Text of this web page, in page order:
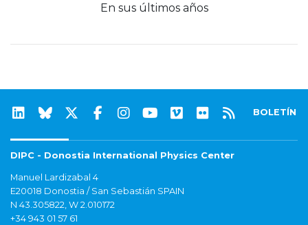
En sus últimos años
BOLETÍN
DIPC - Donostia International Physics Center
Manuel Lardizabal 4
E20018 Donostia / San Sebastián SPAIN
N 43.305822, W 2.010172
+34 943 01 57 61